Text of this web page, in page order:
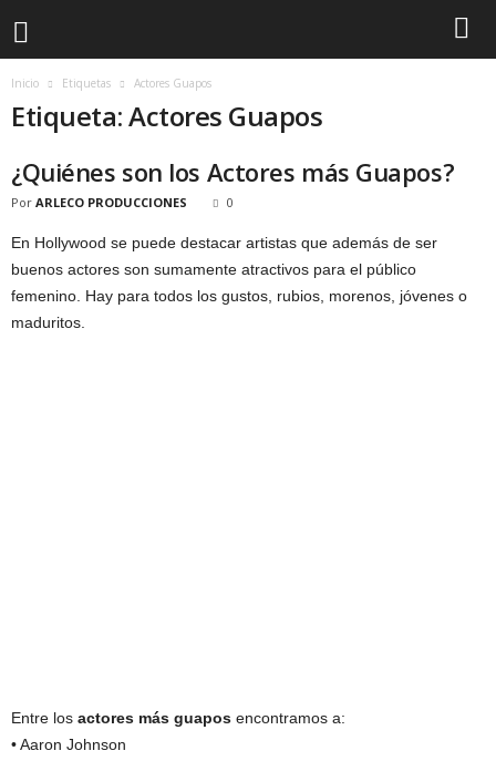
Inicio Etiquetas Actores Guapos
Etiqueta: Actores Guapos
¿Quiénes son los Actores más Guapos?
Por ARLECO PRODUCCIONES 0
En Hollywood se puede destacar artistas que además de ser
buenos actores son sumamente atractivos para el público
femenino. Hay para todos los gustos, rubios, morenos, jóvenes o
maduritos.
Entre los actores más guapos encontramos a:
• Aaron Johnson